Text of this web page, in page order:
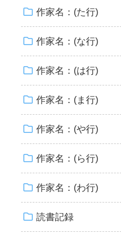
作家名：(た行)
作家名：(な行)
作家名：(は行)
作家名：(ま行)
作家名：(や行)
作家名：(ら行)
作家名：(わ行)
読書記録